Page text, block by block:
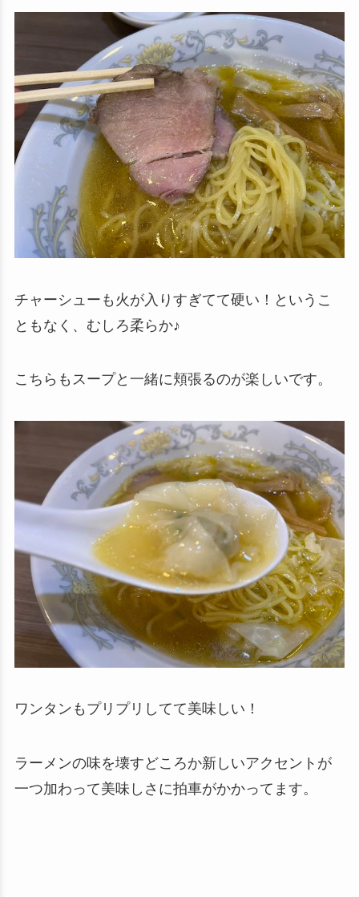
チャーシューも火が入りすぎてて硬い！というこ
ともなく、むしろ柔らか♪
こちらもスープと一緒に頬張るのが楽しいです。
ワンタンもプリプリしてて美味しい！
ラーメンの味を壊すどころか新しいアクセントが
一つ加わって美味しさに拍車がかかってます。